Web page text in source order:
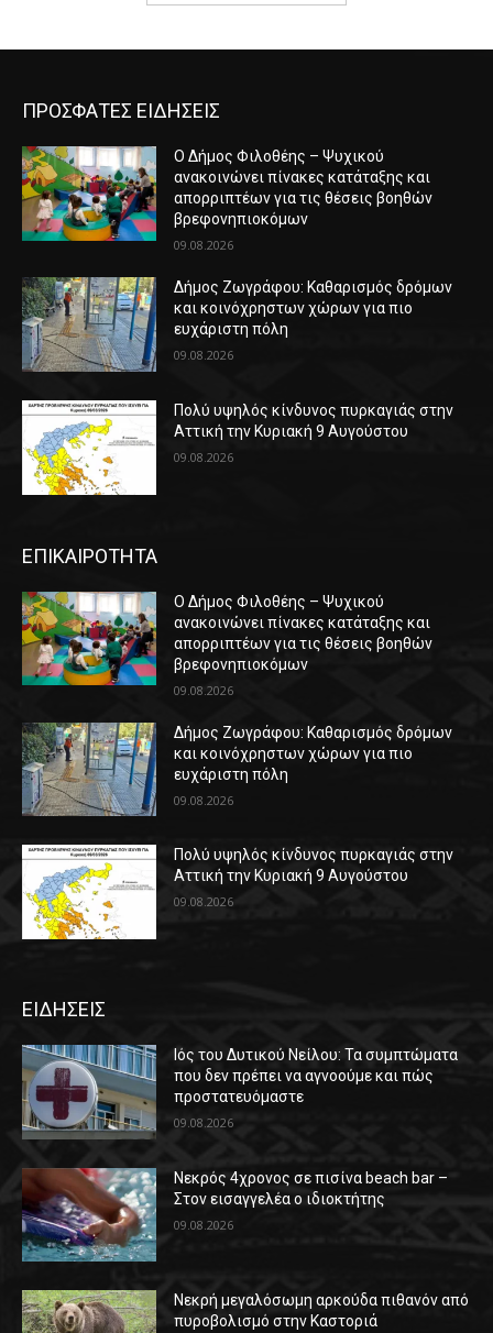
ΠΡΟΣΦΑΤΕΣ ΕΙΔΗΣΕΙΣ
Ο Δήμος Φιλοθέης – Ψυχικού
ανακοινώνει πίνακες κατάταξης και
απορριπτέων για τις θέσεις βοηθών
βρεφονηπιοκόμων
09.08.2026
Δήμος Ζωγράφου: Καθαρισμός δρόμων
και κοινόχρηστων χώρων για πιο
ευχάριστη πόλη
09.08.2026
Πολύ υψηλός κίνδυνος πυρκαγιάς στην
Αττική την Κυριακή 9 Αυγούστου
09.08.2026
ΕΠΙΚΑΙΡΟΤΗΤΑ
Ο Δήμος Φιλοθέης – Ψυχικού
ανακοινώνει πίνακες κατάταξης και
απορριπτέων για τις θέσεις βοηθών
βρεφονηπιοκόμων
09.08.2026
Δήμος Ζωγράφου: Καθαρισμός δρόμων
και κοινόχρηστων χώρων για πιο
ευχάριστη πόλη
09.08.2026
Πολύ υψηλός κίνδυνος πυρκαγιάς στην
Αττική την Κυριακή 9 Αυγούστου
09.08.2026
ΕΙΔΗΣΕΙΣ
Ιός του Δυτικού Νείλου: Τα συμπτώματα
που δεν πρέπει να αγνοούμε και πώς
προστατευόμαστε
09.08.2026
Νεκρός 4χρονος σε πισίνα beach bar –
Στον εισαγγελέα ο ιδιοκτήτης
09.08.2026
Νεκρή μεγαλόσωμη αρκούδα πιθανόν από
πυροβολισμό στην Καστοριά